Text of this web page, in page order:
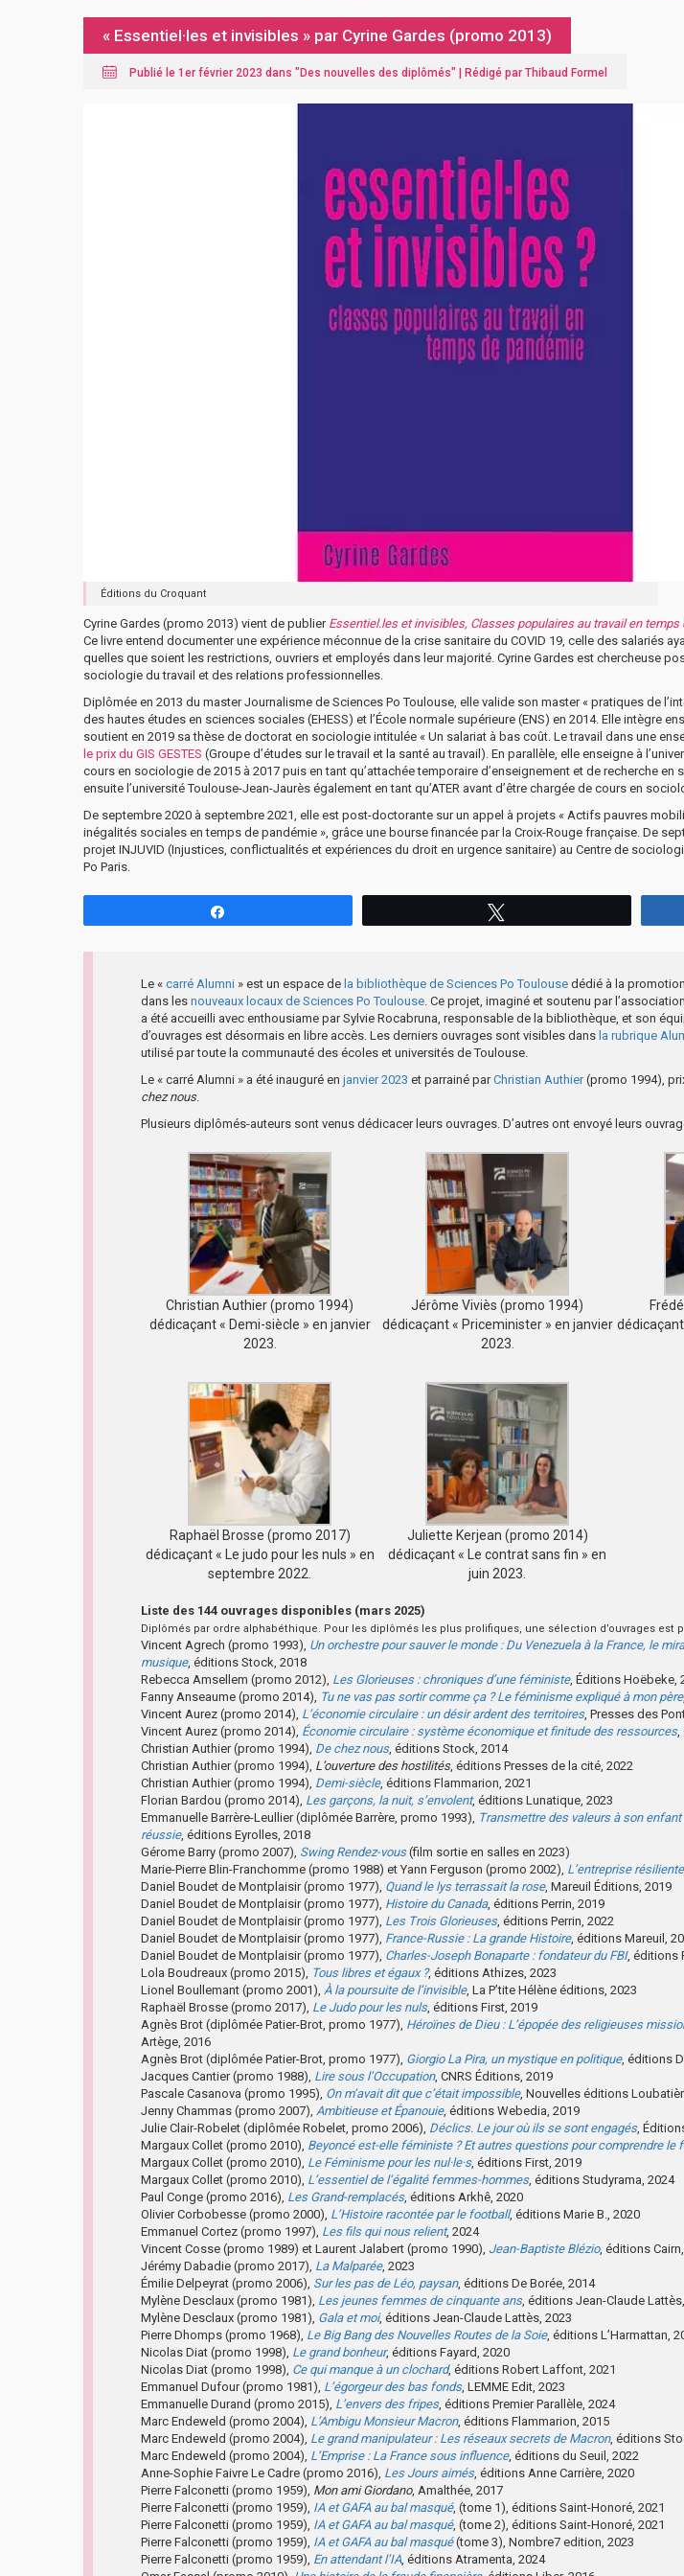
« Essentiel·les et invisibles » par Cyrine Gardes (promo 2013)
Publié le 1er février 2023 dans "Des nouvelles des diplômés" | Rédigé par Thibaud Formel
Éditions du Croquant
Cyrine Gardes (promo 2013) vient de publier Essentiel.les et invisibles, Classes populaires au travail en temps
Ce livre entend documenter une expérience méconnue de la crise sanitaire du COVID 19, celle des salariés
quelles que soient les restrictions, ouvriers et employés dans leur majorité. Cyrine Gardes est chercheuse
sociologie du travail et des relations professionnelles.
Diplômée en 2013 du master Journalisme de Sciences Po Toulouse, elle valide son master « pratiques de
des hautes études en sciences sociales (EHESS) et l’École normale supérieure (ENS) en 2014. Elle intègre
soutient en 2019 sa thèse de doctorat en sociologie intitulée « Un salariat à bas coût. Le travail dans une
le prix du GIS GESTES (Groupe d’études sur le travail et la santé au travail). En parallèle, elle enseigne à
cours en sociologie de 2015 à 2017 puis en tant qu’attachée temporaire d’enseignement et de recherche en
ensuite l’université Toulouse-Jean-Jaurès également en tant qu’ATER avant d’être chargée de cours en
De septembre 2020 à septembre 2021, elle est post-doctorante sur un appel à projets « Actifs pauvres
inégalités sociales en temps de pandémie », grâce une bourse financée par la Croix-Rouge française. De
projet INJUVID (Injustices, conflictualités et expériences du droit en urgence sanitaire) au Centre de
Po Paris.
Le « carré Alumni » est un espace de la bibliothèque de Sciences Po Toulouse dédié à la
dans les nouveaux locaux de Sciences Po Toulouse . Ce projet, imaginé et soutenu par
a été accueilli avec enthousiame par Sylvie Rocabruna, responsable de la bibliothèque, et son
d’ouvrages est désormais en libre accès. Les derniers ouvrages sont visibles dans la rubrique
utilisé par toute la communauté des écoles et universités de Toulouse.
Le « carré Alumni » a été inauguré en janvier 2023 et parrainé parChristian Authier(promo 1994),
chez nous.
Plusieurs diplômés-auteurs sont venus dédicacer leurs ouvrages. D’autres ont envoyé leurs
Christian Authier (promo 1994)
dédicaçant « Demi-siècle » en janvier
2023.
Jérôme Viviès (promo 1994)
dédicaçant « Priceminister » en janvier
2023.
Raphaël Brosse (promo 2017)
dédicaçant « Le judo pour les nuls » en
septembre 2022.
Juliette Kerjean (promo 2014)
dédicaçant « Le contrat sans fin » en
juin 2023.
Liste des 144 ouvrages disponibles (mars 2025)
Diplômés par ordre alphabéthique. Pour les diplômés les plus prolifiques, une sélection d’ouvrages est
Vincent Agrech (promo 1993), Un orchestre pour sauver le monde : Du Venezuela à la France, le
musique, éditions Stock, 2018
Rebecca Amsellem (promo 2012), Les Glorieuses : chroniques d’une féministe, Éditions Hoëbeke,
Fanny Anseaume (promo 2014), Tu ne vas pas sortir comme ça ? Le féminisme expliqué à mon père
Vincent Aurez (promo 2014), L’économie circulaire : un désir ardent des territoires, Presses des
Vincent Aurez (promo 2014), Économie circulaire : système économique et finitude des ressources,
Christian Authier (promo 1994), De chez nous, éditions Stock, 2014
Christian Authier (promo 1994), L’ouverture des hostilités, éditions Presses de la cité, 2022
Christian Authier (promo 1994), Demi-siècle, éditions Flammarion, 2021
Florian Bardou (promo 2014), Les garçons, la nuit, s’envolent, éditions Lunatique, 2023
Emmanuelle Barrère-Leullier (diplômée Barrère, promo 1993), Transmettre des valeurs à son
réussie, éditions Eyrolles, 2018
Gérome Barry (promo 2007), Swing Rendez-vous(film sortie en salles en 2023)
Marie-Pierre Blin-Franchomme (promo 1988) et Yann Ferguson (promo 2002), L’entreprise résiliente
Daniel Boudet de Montplaisir (promo 1977), Quand le lys terrassait la rose, Mareuil Éditions, 2019
Daniel Boudet de Montplaisir (promo 1977), Histoire du Canada, éditions Perrin, 2019
Daniel Boudet de Montplaisir (promo 1977), Les Trois Glorieuses, éditions Perrin, 2022
Daniel Boudet de Montplaisir (promo 1977), France-Russie : La grande Histoire, éditions Mareuil,
Daniel Boudet de Montplaisir (promo 1977), Charles-Joseph Bonaparte : fondateur du FBI, éditions
Lola Boudreaux (promo 2015), Tous libres et égaux ?, éditions Athizes, 2023
Lionel Boullemant (promo 2001), À la poursuite de l’invisible, La P’tite Hélène éditions, 2023
Raphaël Brosse (promo 2017), Le Judo pour les nuls, éditions First, 2019
Agnès Brot (diplômée Patier-Brot, promo 1977), Héroïnes de Dieu : L’épopée des religieuses
Artège, 2016
Agnès Brot (diplômée Patier-Brot, promo 1977), Giorgio La Pira, un mystique en politique, éditions
Jacques Cantier (promo 1988), Lire sous l’Occupation, CNRS Éditions, 2019
Pascale Casanova (promo 1995), On m’avait dit que c’était impossible, Nouvelles éditions
Jenny Chammas (promo 2007), Ambitieuse et Épanouie, éditions Webedia, 2019
Julie Clair-Robelet (diplômée Robelet, promo 2006), Déclics. Le jour où ils se sont engagés,
Margaux Collet (promo 2010), Beyoncé est-elle féministe ? Et autres questions pour comprendre le
Margaux Collet (promo 2010), Le Féminisme pour les nul·le·s, éditions First, 2019
Margaux Collet (promo 2010), L’essentiel de l’égalité femmes-hommes, éditions Studyrama, 2024
Paul Conge (promo 2016), Les Grand-remplacés, éditions Arkhê, 2020
Olivier Corbobesse (promo 2000), L’Histoire racontée par le football, éditions Marie B., 2020
Emmanuel Cortez (promo 1997), Les fils qui nous relient, 2024
Vincent Cosse (promo 1989) et Laurent Jalabert (promo 1990), Jean-Baptiste Blézio, éditions
Jérémy Dabadie (promo 2017), La Malparée, 2023
Émilie Delpeyrat (promo 2006), Sur les pas de Léo, paysan, éditions De Borée, 2014
Mylène Desclaux (promo 1981), Les jeunes femmes de cinquante ans, éditions Jean-Claude
Mylène Desclaux (promo 1981), Gala et moi, éditions Jean-Claude Lattès, 2023
Pierre Dhomps (promo 1968), Le Big Bang des Nouvelles Routes de la Soie, éditions L’Harmattan,
Nicolas Diat (promo 1998), Le grand bonheur, éditions Fayard, 2020
Nicolas Diat (promo 1998), Ce qui manque à un clochard, éditions Robert Laffont, 2021
Emmanuel Dufour (promo 1981), L’égorgeur des bas fonds, LEMME Edit, 2023
Emmanuelle Durand (promo 2015), L’envers des fripes, éditions Premier Parallèle, 2024
Marc Endeweld (promo 2004), L’Ambigu Monsieur Macron, éditions Flammarion, 2015
Marc Endeweld (promo 2004), Le grand manipulateur : Les réseaux secrets de Macron, éditions
Marc Endeweld (promo 2004), L’Emprise : La France sous influence, éditions du Seuil, 2022
Anne-Sophie Faivre Le Cadre (promo 2016), Les Jours aimés, éditions Anne Carrière, 2020
Pierre Falconetti (promo 1959), Mon ami Giordano, Amalthée, 2017
Pierre Falconetti (promo 1959), IA et GAFA au bal masqué, (tome 1), éditions Saint-Honoré, 2021
Pierre Falconetti (promo 1959), IA et GAFA au bal masqué, (tome 2), éditions Saint-Honoré, 2021
Pierre Falconetti (promo 1959), IA et GAFA au bal masqué(tome 3), Nombre7 edition, 2023
Pierre Falconetti (promo 1959), En attendant l’IA , éditions Atramenta, 2024